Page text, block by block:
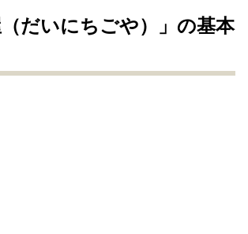
（だいにちごや）」の基本